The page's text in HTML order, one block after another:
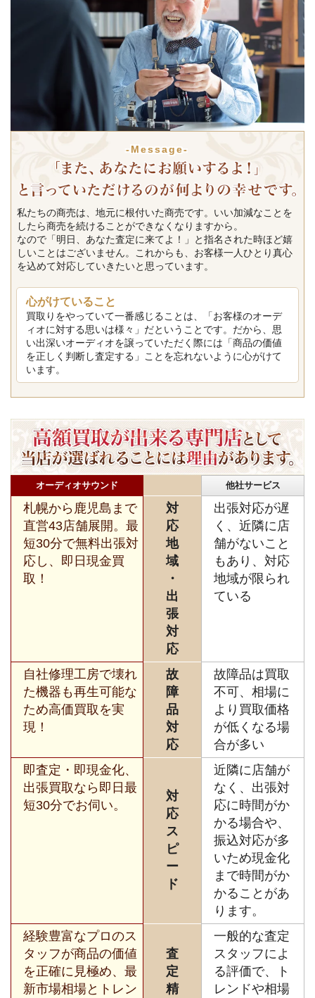
-Message-
私たちの商売は、地元に根付いた商売です。いい加減なことを
したら商売を続けることができなくなりますから。
なので「明日、あなた査定に来てよ！」と指名された時ほど嬉
しいことはございません。これからも、お客様一人ひとり真心
を込めて対応していきたいと思っています。
心がけていること
買取りをやっていて一番感じることは、「お客様のオーデ
ィオに対する思いは様々」だということです。だから、思
い出深いオーディオを譲っていただく際には「商品の価値
を正しく判断し査定する」ことを忘れないように心がけて
います。
オーディオサウンド 他社サービス
札幌から鹿児島まで
直営43店舗展開。最
短30分で無料出張対
応し、即日現金買
取！
対
応
地
域
・
出
張
対
応
出張対応が遅
く、近隣に店
舗がないこと
もあり、対応
地域が限られ
ている
自社修理工房で壊れ
た機器も再生可能な
ため高価買取を実
現！
故
障
品
対
応
故障品は買取
不可、相場に
より買取価格
が低くなる場
合が多い
即査定・即現金化、
出張買取なら即日最
短30分でお伺い。
対
応
ス
ピ
ー
ド
近隣に店舗が
なく、出張対
応に時間がか
かる場合や、
振込対応が多
いため現金化
まで時間がか
かることがあ
ります。
経験豊富なプロのス
タッフが商品の価値
を正確に見極め、最
新市場相場とトレン
査
定
精
一般的な査定
スタッフによ
る評価で、ト
レンドや相場